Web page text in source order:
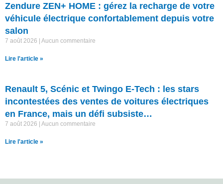
Zendure ZEN+ HOME : gérez la recharge de votre
véhicule électrique confortablement depuis votre
salon
7 août 2026 Aucun commentaire
Lire l'article »
Renault 5, Scénic et Twingo E-Tech : les stars
incontestées des ventes de voitures électriques
en France, mais un défi subsiste…
7 août 2026 Aucun commentaire
Lire l'article »